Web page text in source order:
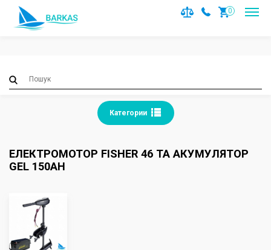
Notice
: Trying to access array offset on value of type null in
/var/www/barkas/data/www/barkas.com.ua/catalog/
on line36
0
Категории
ЕЛЕКТРОМОТОР FISHER 46 ТА АКУМУЛЯТОР
GEL 150AH